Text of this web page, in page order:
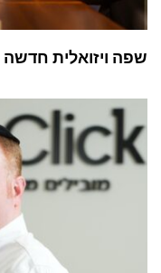
שפה ויזואלית